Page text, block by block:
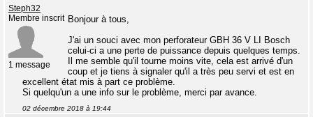
Steph32
Membre inscrit
1 message
Bonjour à tous,
J'ai un souci avec mon perforateur GBH 36 V LI Bosch
celui-ci a une perte de puissance depuis quelques temps.
Il me semble qu'il tourne moins vite, cela est arrivé d'un
coup et je tiens à signaler qu'il a très peu servi et est en
excellent état mis à part ce problème.
Si quelqu'un a une info sur le problème, merci par avance.
02 décembre 2018 à 19:44